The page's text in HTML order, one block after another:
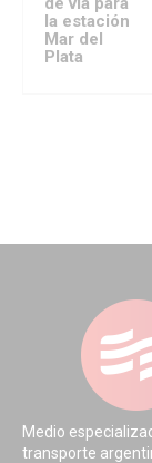
la estación
Mar del
Plata
Medio
transporte